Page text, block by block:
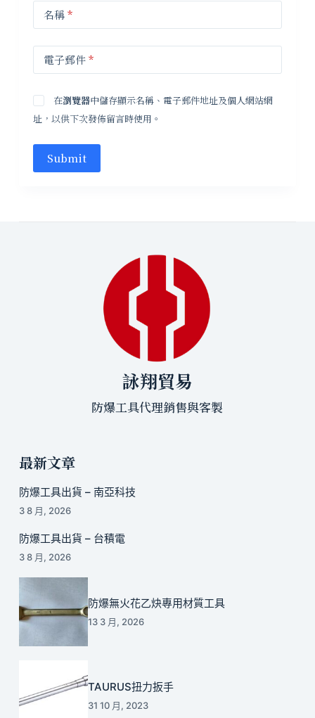
名稱*
電子郵件*
在瀏覽器中儲存顯示名稱、電子郵件地址及個人網站網
址，以供下次發佈留言時使用。
Submit
詠翔貿易
防爆工具代理銷售與客製
最新文章
防爆工具出貨 – 南亞科技
3 8 月, 2026
防爆工具出貨 – 台積電
3 8 月, 2026
防爆無火花乙炔專用材質工具
13 3 月, 2026
TAURUS扭力扳手
31 10 月, 2023